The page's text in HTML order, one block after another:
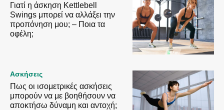
Γιατί η άσκηση Kettlebell
Swings μπορεί να αλλάξει την
προπόνηση μου; – Ποια τα
οφέλη;
Ασκήσεις
Πως οι ισομετρικές ασκήσεις
μπορούν να με βοηθήσουν να
αποκτήσω δύναμη και αντοχή;